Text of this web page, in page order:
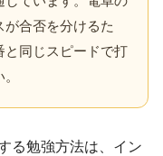
合否を分けるた
と同じスピードで打
る勉強方法は、イン